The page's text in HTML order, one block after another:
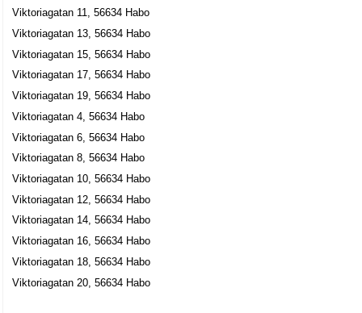
Viktoriagatan 11, 56634 Habo
Viktoriagatan 13, 56634 Habo
Viktoriagatan 15, 56634 Habo
Viktoriagatan 17, 56634 Habo
Viktoriagatan 19, 56634 Habo
Viktoriagatan 4, 56634 Habo
Viktoriagatan 6, 56634 Habo
Viktoriagatan 8, 56634 Habo
Viktoriagatan 10, 56634 Habo
Viktoriagatan 12, 56634 Habo
Viktoriagatan 14, 56634 Habo
Viktoriagatan 16, 56634 Habo
Viktoriagatan 18, 56634 Habo
Viktoriagatan 20, 56634 Habo